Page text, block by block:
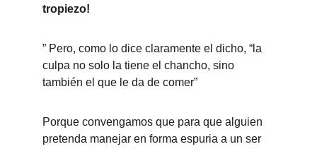
tropiezo!
” Pero, como lo dice claramente el dicho, “la
culpa no solo la tiene el chancho, sino
también el que le da de comer”
Porque convengamos que para que alguien
pretenda manejar en forma espuria a un ser